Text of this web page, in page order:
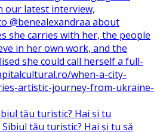
tău turistic? Hai și tu